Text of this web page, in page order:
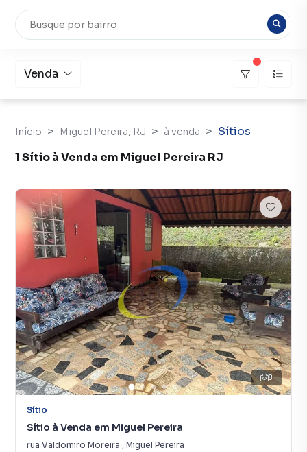
Venda
Início Miguel Pereira, RJ à venda
Sítios
1 Sítio à Venda em Miguel Pereira RJ
8
Sítio
Sítio à Venda em Miguel Pereira
rua Valdomiro Moreira , Miguel Pereira